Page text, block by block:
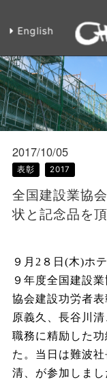
English
2017/10/05
表彰 2017
全国建設業協
状と記念品を
９月 2 ８日(木)ホ
９年度全国建設
協会建設功労者
原義久、長谷川
職務に精励した
た。当日は難波
清、が参加しまし